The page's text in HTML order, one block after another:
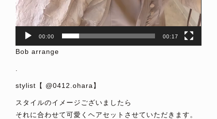
00:00 00:17
Bob arrange
stylist【 @0412.ohara】
スタイルのイメージございましたら
それに合わせて可愛くヘアセットさせていただきます。